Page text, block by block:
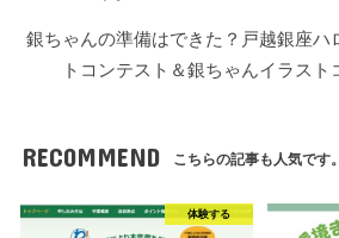
銀ちゃんの準備はできた？戸越銀座ハ
トコンテスト＆銀ちゃんイラスト
RECOMMEND こちらの記事も人気です。
体験する